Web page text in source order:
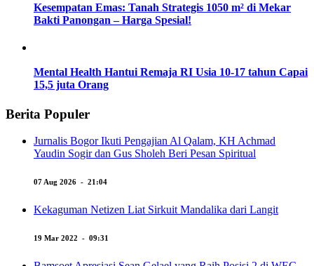
Kesempatan Emas: Tanah Strategis 1050 m² di Mekar
Bakti Panongan – Harga Spesial!
Mental Health Hantui Remaja RI Usia 10-17 tahun Capai
15,5 juta Orang
Berita Populer
Jurnalis Bogor Ikuti Pengajian Al Qalam, KH Achmad
Yaudin Sogir dan Gus Sholeh Beri Pesan Spiritual
07 Aug 2026 - 21:04
Kekaguman Netizen Liat Sirkuit Mandalika dari Langit
19 Mar 2022 - 09:31